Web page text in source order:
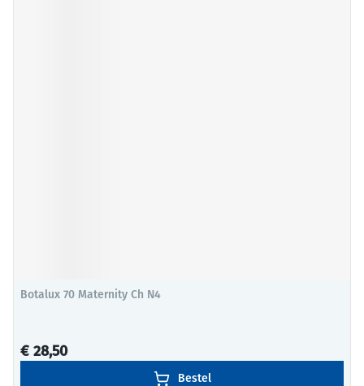
Botalux 70 Maternity Ch N4
€ 28,50
Bestel